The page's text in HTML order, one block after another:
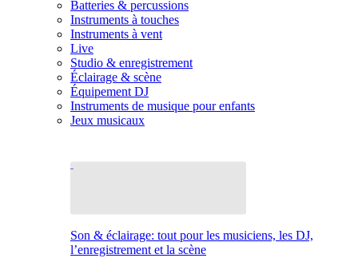
Batteries & percussions
Instruments à touches
Instruments à vent
Live
Studio & enregistrement
Éclairage & scène
Équipement DJ
Instruments de musique pour enfants
Jeux musicaux
Son & éclairage: tout pour les musiciens, les DJ,
l’enregistrement et la scène